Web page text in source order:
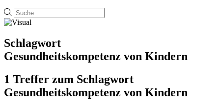
Schlagwort
Gesundheitskompetenz von Kindern
1 Treffer zum Schlagwort
Gesundheitskompetenz von Kindern